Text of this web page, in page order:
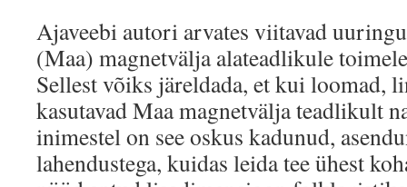
Ajaveebi autori arvates viitavad
(Maa) magnetvälja alateadlikule
Sellest võiks järeldada, et kui loomad,
kasutavad Maa magnetvälja teadlikult
inimestel on see oskus kadunud,
lahendustega, kuidas leida tee ühest